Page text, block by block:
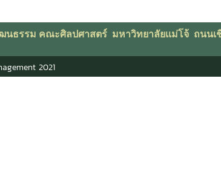
นธรรม คณะศิลปศาสตร์ มหาวิทยาลัยเเม่โจ้ ถนน
2021